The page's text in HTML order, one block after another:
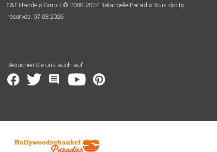
S&T Handels GmbH © 2008-2024 Balancelle Paradis Tous droits
réservés. 07.08.2026
Besuchen Sie uns auch auf